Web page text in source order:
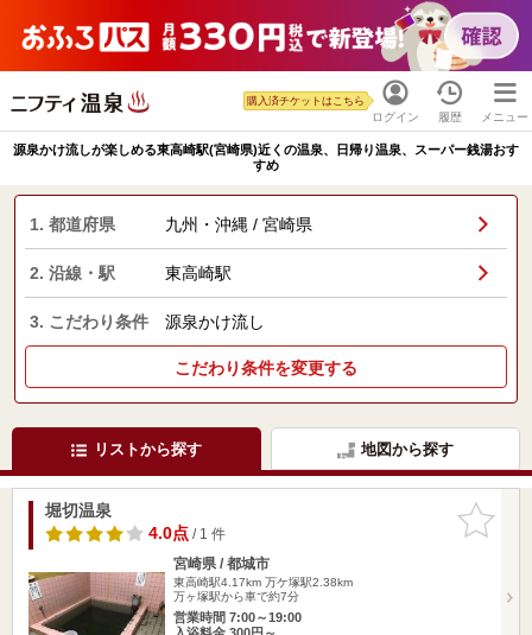
ログイン
購入済チケットはこちら
履歴 メニュー
源泉かけ流しが楽しめる東高崎駅(宮崎県)近くの温泉、日帰り温泉、スーパー銭湯おす
すめ
1. 都道府県 九州・沖縄 / 宮崎県
2. 沿線・駅 東高崎駅
3. こだわり条件 源泉かけ流し
こだわり条件を変更する
リストから探す 地図から探す
お気に入
りに追加
堀切温泉
4.0点/ 1 件
宮崎県 / 都城市
東高崎駅4.17km 万ケ塚駅2.38km
万ヶ塚駅から車で約7分
営業時間 7:00～19:00